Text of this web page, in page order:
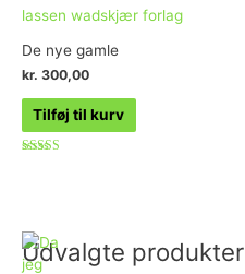
De nye gamle
kr. 300,00
Tilføj til kurv
Udvalgte produkter